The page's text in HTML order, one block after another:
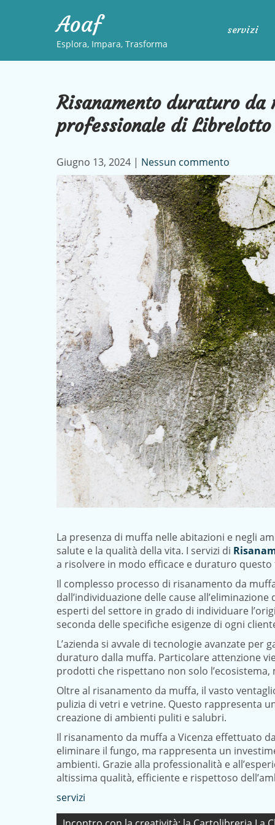
Aoaf
Esplora, Impara, Trasforma
servizi
Risanamento duraturo da
professionale di Librelotto
Giugno 13, 2024 | Nessun commento
La presenza di muffa nelle abitazioni e negli
salute e la qualità della vita. I servizi di
a risolvere in modo efficace e duraturo
Il complesso processo di risanamento da
dall’individuazione delle cause
esperti del settore in grado di individuare
seconda delle specifiche esigenze di ogni
L’azienda si avvale di tecnologie avanzate
duraturo dalla muffa. Particolare attenzione
prodotti che rispettano non solo
Oltre al risanamento da muffa, il vasto
pulizia di vetri e vetrine. Questo rappresenta
creazione di ambienti puliti e salubri.
Il risanamento da muffa a Vicenza effettuato
eliminare il fungo, ma rappresenta un
ambienti. Grazie alla professionalità e
altissima qualità, efficiente e rispettoso
servizi